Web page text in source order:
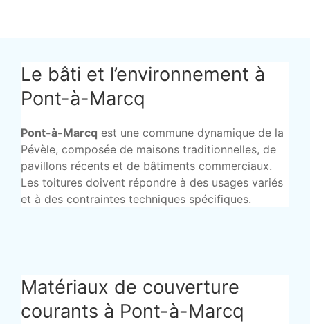
Le bâti et l’environnement à
Pont-à-Marcq
Pont-à-Marcq est une commune dynamique de la
Pévèle, composée de maisons traditionnelles, de
pavillons récents et de bâtiments commerciaux.
Les toitures doivent répondre à des usages variés
et à des contraintes techniques spécifiques.
Matériaux de couverture
courants à Pont-à-Marcq